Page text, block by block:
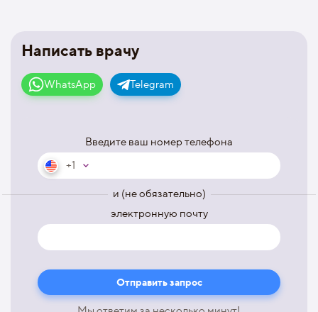
Написать врачу
WhatsApp Telegram
Введите ваш номер телефона
+1
и (не обязательно)
электронную почту